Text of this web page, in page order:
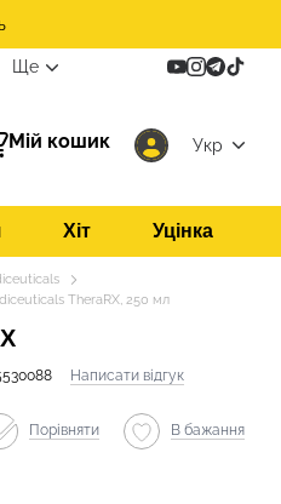
Ще
Мій кошик
Укр
Хіт Уцінка
TheraRX, 250 мл
Написати відгук
Порівняти В бажання